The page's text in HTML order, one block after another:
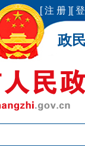
[
[ 注 册 ]
政